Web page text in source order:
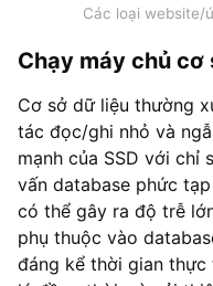
Các loại website/
Chạy máy chủ cơ
Cơ sở dữ liệu thường
tác đọc/ghi nhỏ và
mạnh của SSD với chỉ
vấn database phức
có thể gây ra độ trễ
phụ thuộc vào
đáng kể thời gian